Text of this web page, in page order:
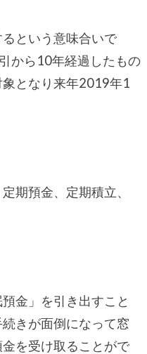
るという意味合いで
から10年経過したもの
となり来年2019年1
期預金、定期積立、
金」を引き出すこと
きが面倒になって窓
を受け取ることがで